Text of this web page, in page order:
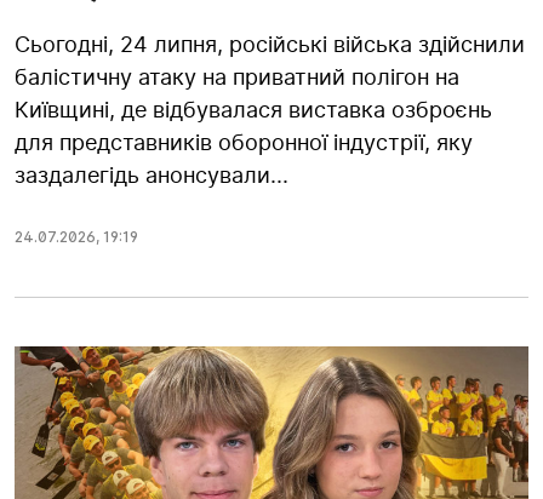
Сьогодні, 24 липня, російські війська здійснили
балістичну атаку на приватний полігон на
Київщині, де відбувалася виставка озброєнь
для представників оборонної індустрії, яку
заздалегідь анонсували...
24.07.2026, 19:19